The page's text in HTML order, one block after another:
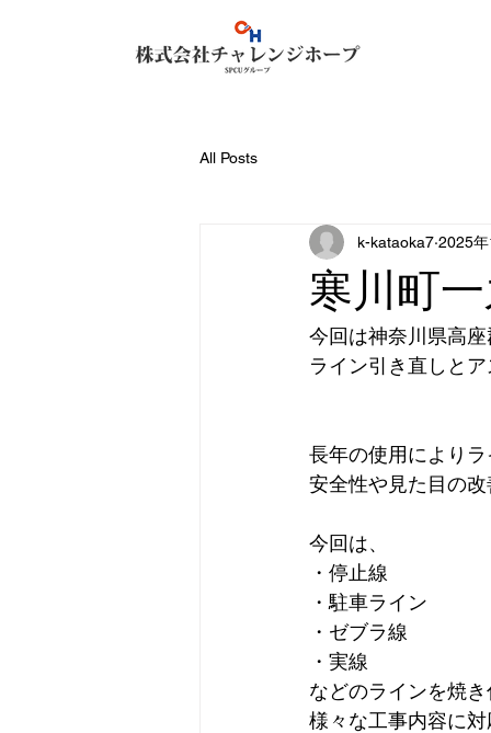
All Posts
寒川町
k-kataoka7 2025
今回は神奈川県高
ライン引き直しと
長年の使用により
安全性や見た目の
今回は、
・停止線
・駐車ライン
・ゼブラ線
・実線
などのラインを焼
様々な工事内容に